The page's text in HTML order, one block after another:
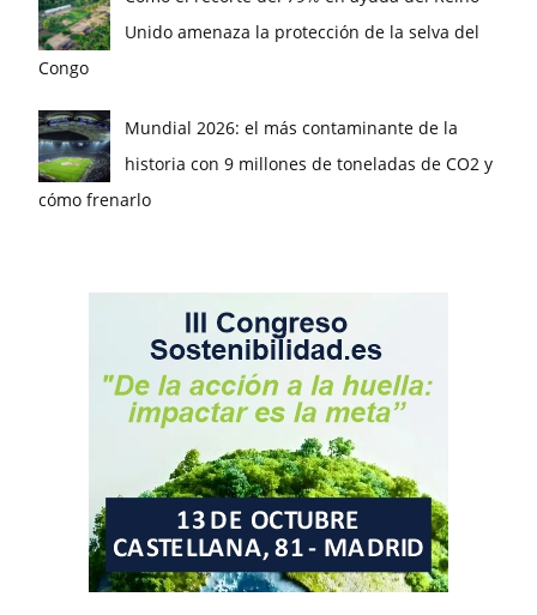
Unido amenaza la protección de la selva del
Congo
Mundial 2026: el más contaminante de la
historia con 9 millones de toneladas de CO2 y
cómo frenarlo